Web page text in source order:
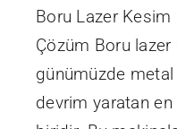
Boru Lazer Kesim
Çözüm Boru lazer
günümüzde
devrim yaratan